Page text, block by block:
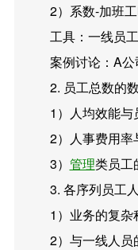
2）系数-加班
工具：一线员
案例讨论：A
2. 员工总数的
1）人均效能与
2）人事费用率
3） 管理类员工
3. 各序列员工
1）业务的复杂
2）与一线人员